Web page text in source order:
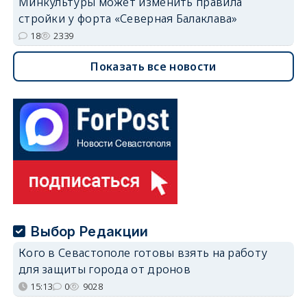
стройки у форта «Северная Балаклава»
18 2339
Показать все новости
Выбор Редакции
Кого в Севастополе готовы взять на работу
для защиты города от дронов
15:13 0 9028